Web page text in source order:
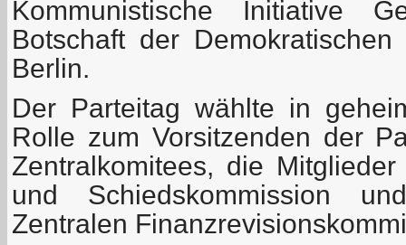
Kommunistische Initiative
Botschaft der
Berlin.
Der Parteitag wählte in
Rolle zum Vorsitzenden der
Zentralkomitees, die
und Schiedskommission
Zentralen